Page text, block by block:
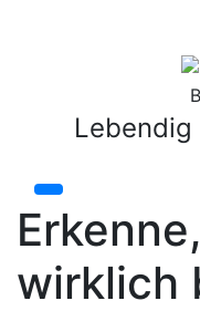
wirklich